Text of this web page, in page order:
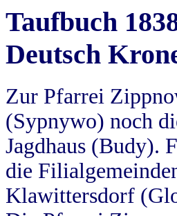
Taufbuch
Deutsch
Zur Pfarrei
(Sypnywo) noch
Jagdhaus (Budy).
die
Klawittersdorf